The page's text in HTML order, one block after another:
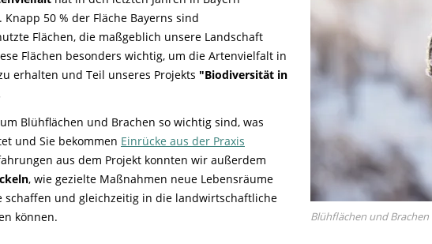
Biologische Vielfalt
Naturverträgliche Energiewende
Atomkraft
Wald und Forstwirtschaft
Kormoran
Moorschutz ist Klimaschutz
Jagd in Bayern
Life-Projekt Kalktuffquellen
Life-Projekt Rohrdommel
Burkina Faso
Vogelmord
Gobibär
Wiesenweihen schützen
Weißstorch-Horstbetreuer*in
FAQs Unternehmenskooperation
Vogelbeobachtung
Fortbildungen
Blühflächen und
50 % der Fläche Bayerns sind
Flächen, die maßgeblich unsere Landschaft
Flächen besonders wichtig, um die Artenvielfalt in
erhalten und Teil unseres Projekts "Biodiversität in
Blühflächen und Brachen so wichtig sind, was
und Sie bekommen Einrücke aus der Praxis
aus dem Projekt konnten wir außerdem
, wie gezielte Maßnahmen neue Lebensräume
schaffen und gleichzeitig in die landwirtschaftliche
können.